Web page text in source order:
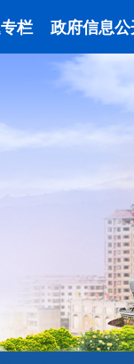
栏 政府信息公